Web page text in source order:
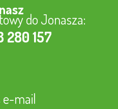
do Jonasza:
280 157
e-mail